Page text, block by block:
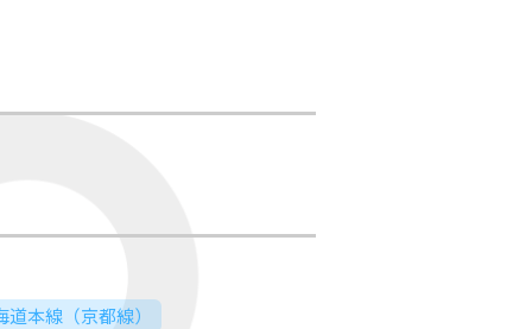
道本線（京都線）